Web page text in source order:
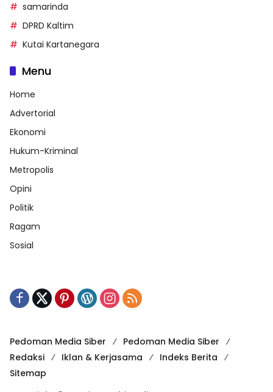
samarinda
DPRD Kaltim
Kutai Kartanegara
Menu
Home
Advertorial
Ekonomi
Hukum-Kriminal
Metropolis
Opini
Politik
Ragam
Sosial
Pedoman Media Siber
Pedoman Media Siber
Redaksi
Iklan & Kerjasama
Indeks Berita
Sitemap